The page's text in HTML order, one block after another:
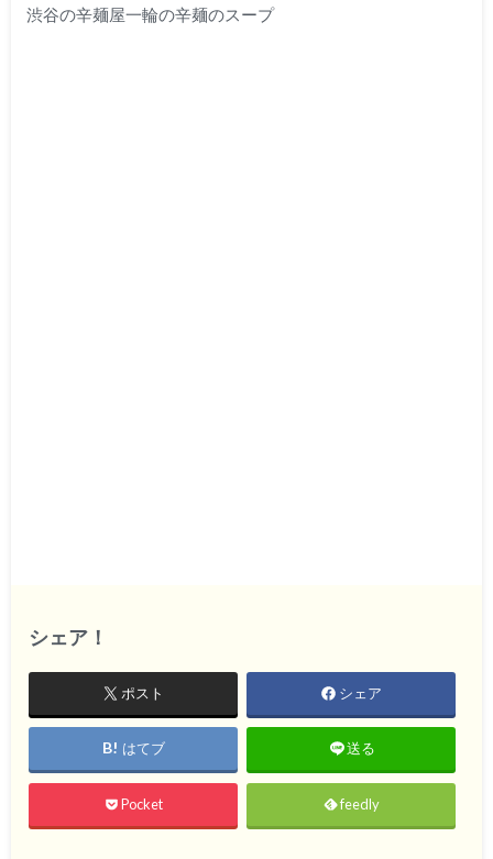
渋谷の辛麺屋一輪の辛麺のスープ
シェア！
ポスト シェア
はてブ 送る
Pocket feedly